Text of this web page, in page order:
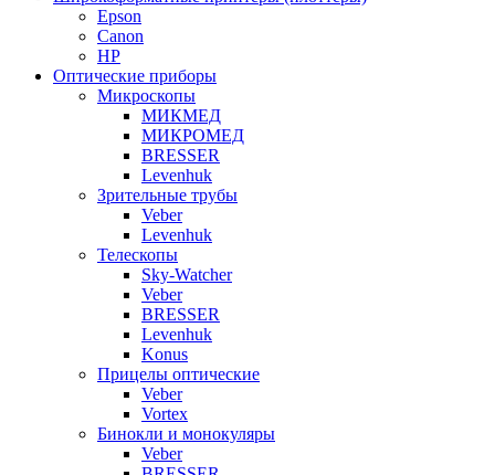
Epson
Canon
HP
Оптические приборы
Микроскопы
МИКМЕД
МИКРОМЕД
BRESSER
Levenhuk
Зрительные трубы
Veber
Levenhuk
Телескопы
Sky-Watcher
Veber
BRESSER
Levenhuk
Konus
Прицелы оптические
Veber
Vortex
Бинокли и монокуляры
Veber